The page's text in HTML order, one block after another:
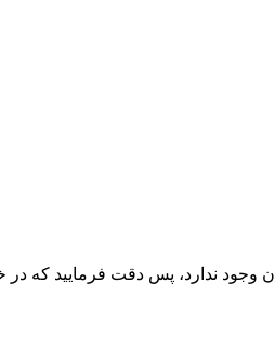
ندارد، پس دقت فرمایید که در